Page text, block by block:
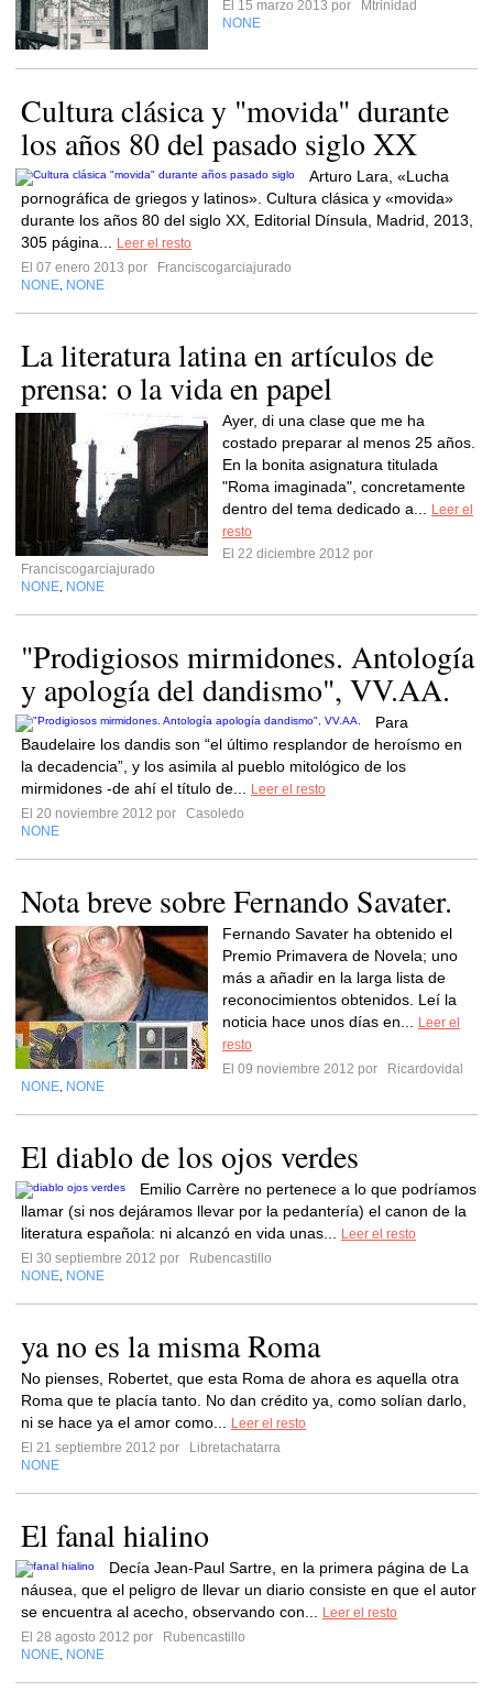
El 15 marzo 2013 por
Mtrinidad
NONE
Cultura clásica y "movida" durante
los años 80 del pasado siglo XX
Arturo Lara, «Lucha
pornográfica de griegos y latinos». Cultura clásica y «movida»
durante los años 80 del siglo XX, Editorial Dínsula, Madrid, 2013,
305 página...
Leer el resto
El 07 enero 2013 por
Franciscogarciajurado
NONE NONE
La literatura latina en artículos de
prensa: o la vida en papel
Ayer, di una clase que me ha
costado preparar al menos 25 años.
En la bonita asignatura titulada
"Roma imaginada", concretamente
dentro del tema dedicado a...
Leer el
resto
El 22 diciembre 2012 por
Franciscogarciajurado
NONE NONE
"Prodigiosos mirmidones. Antología
y apología del dandismo", VV.AA.
Para
Baudelaire los dandis son “el último resplandor de heroísmo en
la decadencia”, y los asimila al pueblo mitológico de los
mirmidones -de ahí el título de...
Leer el resto
El 20 noviembre 2012 por
Casoledo
NONE
Nota breve sobre Fernando Savater.
Fernando Savater ha obtenido el
Premio Primavera de Novela; uno
más a añadir en la larga lista de
reconocimientos obtenidos. Leí la
noticia hace unos días en...
Leer el
resto
El 09 noviembre 2012 por
Ricardovidal
NONE NONE
El diablo de los ojos verdes
Emilio Carrère no pertenece a lo que podríamos
llamar (si nos dejáramos llevar por la pedantería) el canon de la
literatura española: ni alcanzó en vida unas...
Leer el resto
El 30 septiembre 2012 por
Rubencastillo
NONE NONE
ya no es la misma Roma
No pienses, Robertet, que esta Roma de ahora es aquella otra
Roma que te placía tanto. No dan crédito ya, como solían darlo,
ni se hace ya el amor como...
Leer el resto
El 21 septiembre 2012 por
Libretachatarra
NONE
El fanal hialino
Decía Jean-Paul Sartre, en la primera página de La
náusea, que el peligro de llevar un diario consiste en que el autor
se encuentra al acecho, observando con...
Leer el resto
El 28 agosto 2012 por
Rubencastillo
NONE NONE